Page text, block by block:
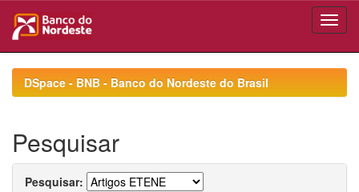
navigationDSpace - BNB - Banco do Nordeste do Brasil
Pesquisar
Pesquisar: